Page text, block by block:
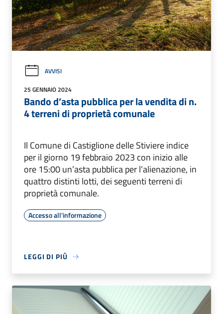
AVVISI
25 GENNAIO 2024
Bando d’asta pubblica per la vendita di n.
4 terreni di proprietà comunale
Il Comune di Castiglione delle Stiviere indice
per il giorno 19 febbraio 2023 con inizio alle
ore 15:00 un’asta pubblica per l’alienazione, in
quattro distinti lotti, dei seguenti terreni di
proprietà comunale.
Accesso all'informazione
LEGGI DI PIÙ